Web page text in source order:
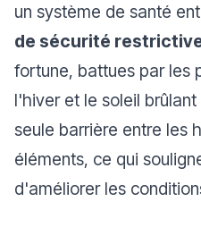
un système de santé
de sécurité
fortune, battues par les
l'hiver et le soleil
seule barrière entre les
éléments, ce qui
d'améliorer les